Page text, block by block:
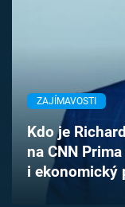
Časopis
Sledujte
ZAJÍMAVOSTI
Kdo je
na CNN
i ekonomický